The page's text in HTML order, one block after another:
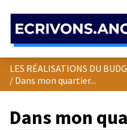
/ Dans mon quartier...
Dans mon